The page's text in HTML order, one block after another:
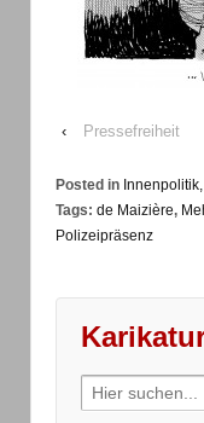
‹ Pressefreiheit
Posted in
Tags: de Maizière,
Polizeipräsenz
Search
for: